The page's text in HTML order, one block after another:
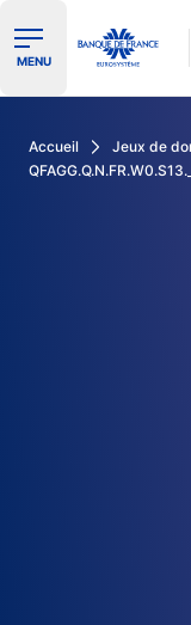
Ouvrir le menu
MENU
Accueil Jeux de